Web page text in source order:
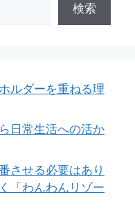
検索
ルダーを重ねる理
日常生活への活か
させる必要はあり
「わんわんリゾー